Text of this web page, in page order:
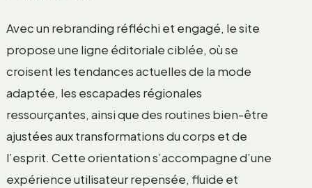
Avec un rebranding réfléchi et engagé, le site
propose une ligne éditoriale ciblée, où se
croisent les tendances actuelles de la mode
adaptée, les escapades régionales
ressourçantes, ainsi que des routines bien-être
ajustées aux transformations du corps et de
l’esprit. Cette orientation s’accompagne d’une
expérience utilisateur repensée, fluide et